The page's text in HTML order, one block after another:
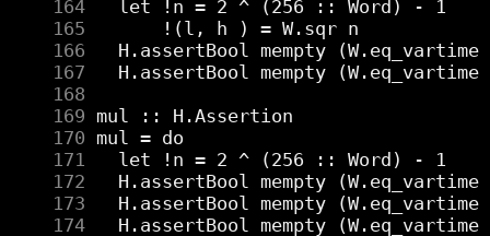
    164
    165
    166
    167
    168
    169
    170
    171
    172
    173
    174